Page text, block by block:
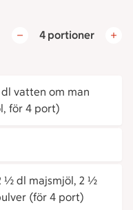
4 portioner
vatten om man
för 4 port)
½ dl majsmjöl, 2 ½
(för 4 port)